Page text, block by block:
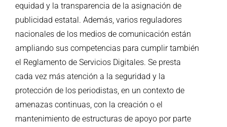
equidad y la transparencia de la asignación de
publicidad estatal. Además, varios reguladores
nacionales de los medios de comunicación están
ampliando sus competencias para cumplir también
el Reglamento de Servicios Digitales. Se presta
cada vez más atención a la seguridad y la
protección de los periodistas, en un contexto de
amenazas continuas, con la creación o el
mantenimiento de estructuras de apoyo por parte